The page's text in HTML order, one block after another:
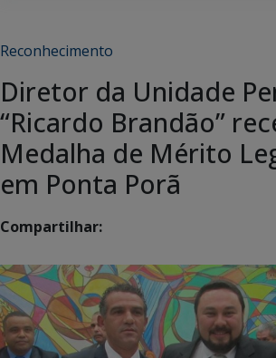
Reconhecimento
Diretor da Unidade
“Ricardo Brandão”
Medalha de Mérito
em Ponta Porã
Compartilhar: